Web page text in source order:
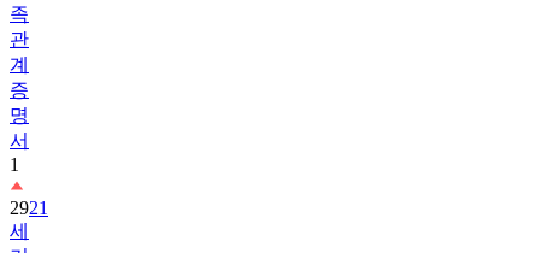
족
관
계
증
명
서
1
2921
세